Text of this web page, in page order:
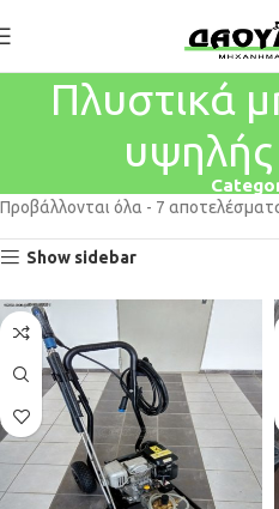
Πλυστικά
υψηλής
Προβάλλονται όλα - 7
Show sidebar